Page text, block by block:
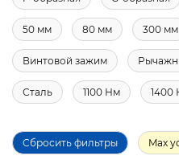
50 мм 80 мм 300 мм
Винтовой зажим
Сталь 1100 Нм 1400
Сбросить фильтры Max